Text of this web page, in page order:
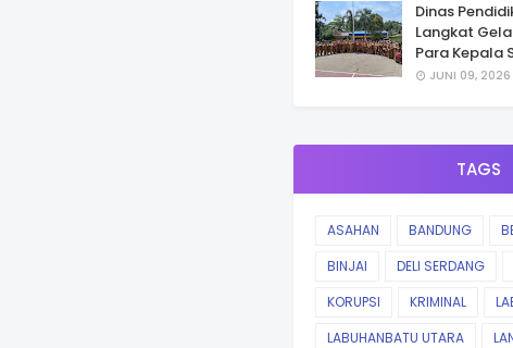
Dinas
Langkat
Para Kepala
JUNI 09, 2026
TAGS
ASAHAN BANDUNG
BINJAI
DELI SERDANG
KORUPSI
KRIMINAL
LABUHANBATU UTARA